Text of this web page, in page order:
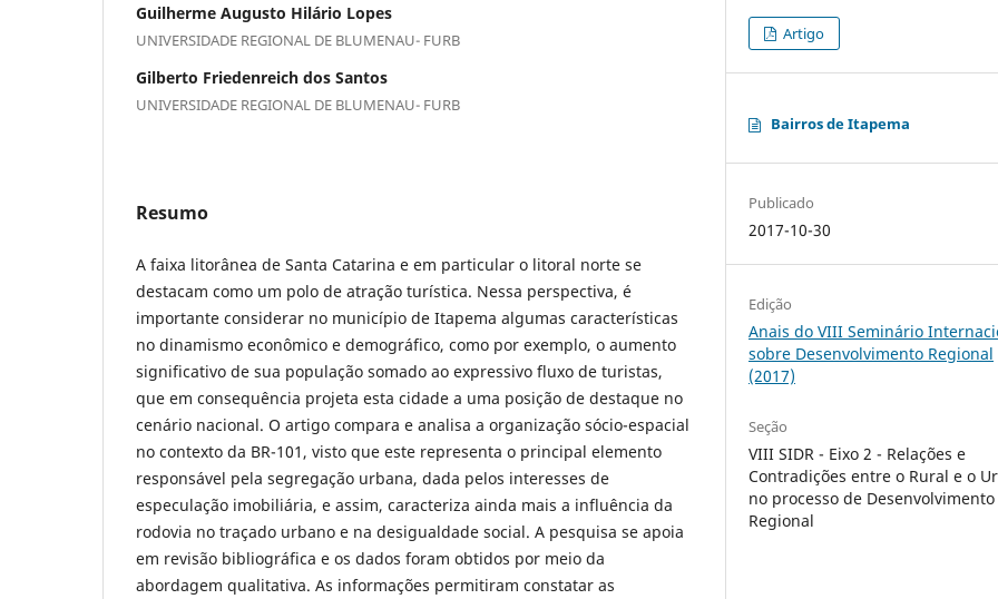
Guilherme Augusto Hilário Lopes
UNIVERSIDADE REGIONAL DE BLUMENAU- FURB
Gilberto Friedenreich dos Santos
UNIVERSIDADE REGIONAL DE BLUMENAU- FURB
Resumo
A faixa litorânea de Santa Catarina e em particular o litoral norte se
destacam como um polo de atração turística. Nessa perspectiva, é
importante considerar no município de Itapema algumas características
no dinamismo econômico e demográfico, como por exemplo, o aumento
significativo de sua população somado ao expressivo fluxo de turistas,
que em consequência projeta esta cidade a uma posição de destaque no
cenário nacional. O artigo compara e analisa a organização sócio-espacial
no contexto da BR-101, visto que este representa o principal elemento
responsável pela segregação urbana, dada pelos interesses de
especulação imobiliária, e assim, caracteriza ainda mais a influência da
rodovia no traçado urbano e na desigualdade social. A pesquisa se apoia
em revisão bibliográfica e os dados foram obtidos por meio da
abordagem qualitativa. As informações permitiram constatar as
Artigo
Bairros de Itapema
Publicado
2017-10-30
Edição
Anais do VIII Seminário
sobre Desenvolvimento Regional
(2017)
Seção
VIII SIDR - Eixo 2 - Relações e
Contradições entre o Rural e o
no processo de Desenvolvimento
Regional